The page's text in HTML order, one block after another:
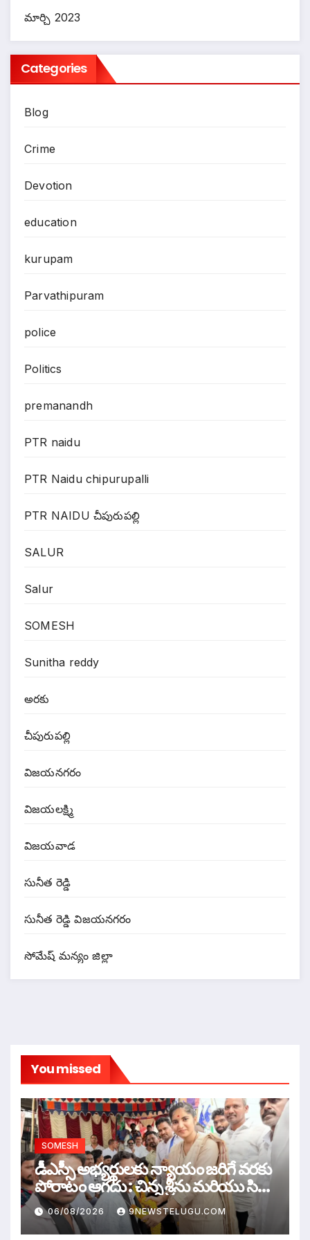
మార్చి 2023
Categories
Blog
Crime
Devotion
education
kurupam
Parvathipuram
police
Politics
premanandh
PTR naidu
PTR Naidu chipurupalli
PTR NAIDU చీపురుపల్లి
SALUR
Salur
SOMESH
Sunitha reddy
అరకు
చీపురుపల్లి
విజయనగరం
విజయలక్ష్మి
విజయవాడ
సునీత రెడ్డి
సునీత రెడ్డి విజయనగరం
సోమేష్ మన్యం జిల్లా
You missed
SOMESH
డీఎస్సీ అభ్యర్థులకు న్యాయం జరిగే వరకు
పోరాటం ఆగదు : చిన్న శ్రీను మరియు సిరి
సహస్ర
06/08/2026 9NEWSTELUGU.COM